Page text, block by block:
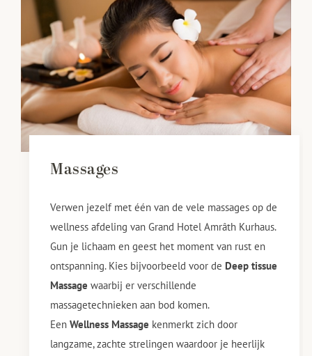
Massages
Verwen jezelf met één van de vele massages op de
wellness afdeling van Grand Hotel Amrâth Kurhaus.
Gun je lichaam en geest het moment van rust en
ontspanning. Kies bijvoorbeeld voor de Deep tissue
Massagewaarbij er verschillende
massagetechnieken aan bod komen.
EenWellness Massage kenmerkt zich door
langzame, zachte strelingen waardoor je heerlijk